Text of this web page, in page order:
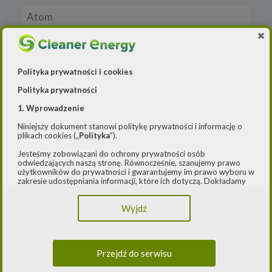
Atom
Blog
Cleaner Energy
Cleaner Industry
Czystsze powietrze
E-mapy
E-mobilność
E-mobilność Local content
Polityka prywatności i cookies
Polityka prywatności
1. Wprowadzenie
Niniejszy dokument stanowi politykę prywatności i informację o
plikach cookies („Polityka”).
Jesteśmy zobowiązani do ochrony prywatności osób
odwiedzających naszą stronę. Równocześnie, szanujemy prawo
użytkowników do prywatności i gwarantujemy im prawo wyboru w
zakresie udostępniania informacji, które ich dotyczą. Dokładamy
przepisami, w szczególności rozporządzeniem Parlamentu
Europejskiego i Rady (UE) 2016/979 z dnia 27 kwietnia 2016 r. w
10 maja 2018 roku o ochronie danych osobowych („
Wyjdź
Przejdź do serwisu